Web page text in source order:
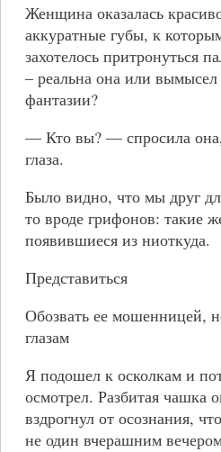
Женщина оказалась
аккуратные губы, к
захотелось притронуться
– реальна она или
фантазии?
— Кто вы? — спросила она,
глаза.
Было видно, что мы друг
то вроде грифонов: такие
появившиеся из ниоткуда.
Представиться
Обозвать ее мошенницей,
глазам
Я подошел к осколкам и
осмотрел. Разбитая чашка
вздрогнул от осознания,
не один вчерашним